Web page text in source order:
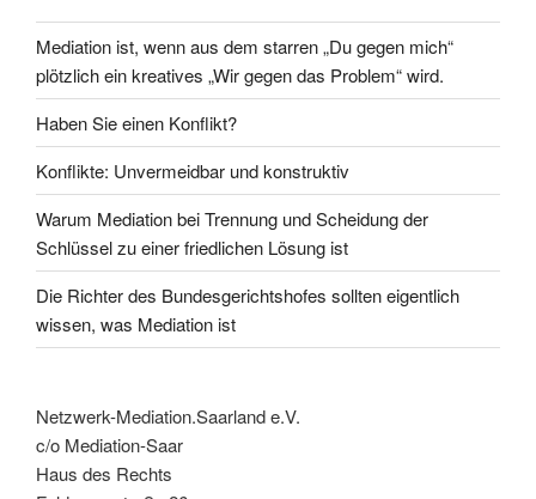
Mediation ist, wenn aus dem starren „Du gegen mich“
plötzlich ein kreatives „Wir gegen das Problem“ wird.
Haben Sie einen Konflikt?
Konflikte: Unvermeidbar und konstruktiv
Warum Mediation bei Trennung und Scheidung der
Schlüssel zu einer friedlichen Lösung ist
Die Richter des Bundesgerichtshofes sollten eigentlich
wissen, was Mediation ist
Netzwerk-Mediation.Saarland e.V.
c/o Mediation-Saar
Haus des Rechts